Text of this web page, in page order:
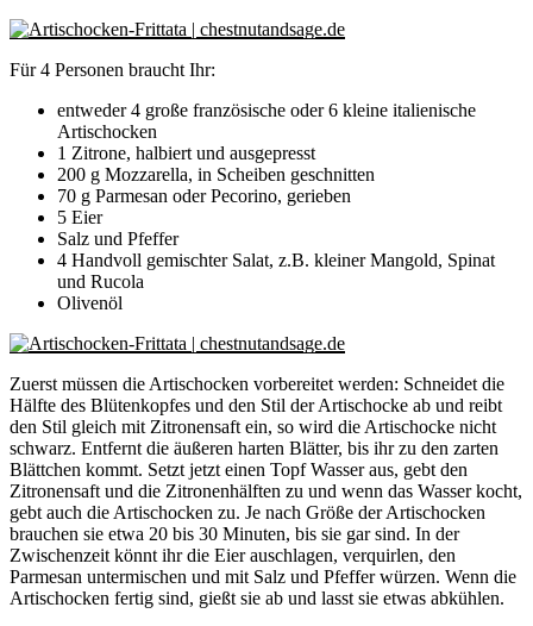
Für 4 Personen braucht Ihr:
entweder 4 große französische oder 6 kleine italienische
Artischocken
1 Zitrone, halbiert und ausgepresst
200 g Mozzarella, in Scheiben geschnitten
70 g Parmesan oder Pecorino, gerieben
5 Eier
Salz und Pfeffer
4 Handvoll gemischter Salat, z.B. kleiner Mangold, Spinat
und Rucola
Olivenöl
Zuerst müssen die Artischocken vorbereitet werden: Schneidet die
Hälfte des Blütenkopfes und den Stil der Artischocke ab und reibt
den Stil gleich mit Zitronensaft ein, so wird die Artischocke nicht
schwarz. Entfernt die äußeren harten Blätter, bis ihr zu den zarten
Blättchen kommt. Setzt jetzt einen Topf Wasser aus, gebt den
Zitronensaft und die Zitronenhälften zu und wenn das Wasser kocht,
gebt auch die Artischocken zu. Je nach Größe der Artischocken
brauchen sie etwa 20 bis 30 Minuten, bis sie gar sind. In der
Zwischenzeit könnt ihr die Eier auschlagen, verquirlen, den
Parmesan untermischen und mit Salz und Pfeffer würzen. Wenn die
Artischocken fertig sind, gießt sie ab und lasst sie etwas abkühlen.